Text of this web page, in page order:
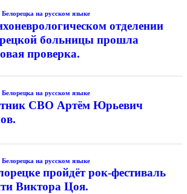
на русском языке
отделении
больницы прошла
проверка.
на русском языке
СВО Артём Юрьевич
на русском языке
пройдёт рок-фестиваль
Виктора Цоя.